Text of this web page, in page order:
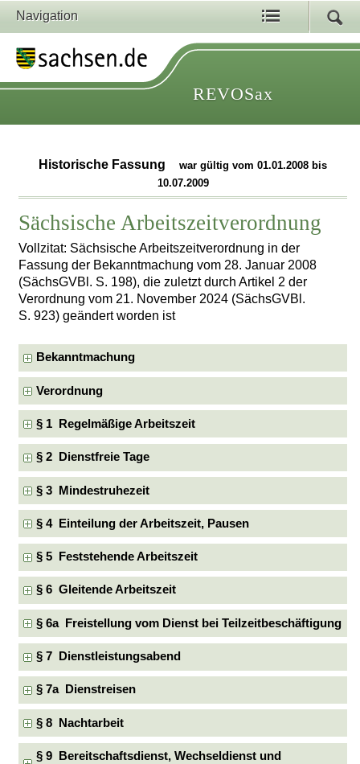
Navigation
REVOSax
Historische Fassung
war gültig vom 01.01.2008 bis
10.07.2009
Sächsische Arbeitszeitverordnung
Vollzitat: Sächsische Arbeitszeitverordnung in der
Fassung der Bekanntmachung vom 28. Januar 2008
(SächsGVBl. S. 198), die zuletzt durch Artikel 2 der
Verordnung vom 21. November 2024 (SächsGVBl.
S. 923) geändert worden ist
Bekanntmachung
Verordnung
§ 1 Regelmäßige Arbeitszeit
§ 2 Dienstfreie Tage
§ 3 Mindestruhezeit
§ 4 Einteilung der Arbeitszeit, Pausen
§ 5 Feststehende Arbeitszeit
§ 6 Gleitende Arbeitszeit
§ 6a Freistellung vom Dienst bei Teilzeitbeschäftigung
§ 7 Dienstleistungsabend
§ 7a Dienstreisen
§ 8 Nachtarbeit
§ 9 Bereitschaftsdienst, Wechseldienst und